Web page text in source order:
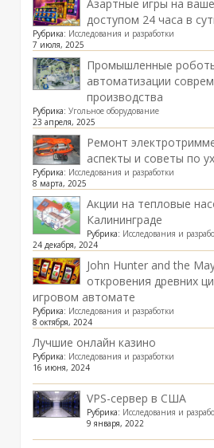
Азартные игры на
доступом 24 часа в
Рубрика: Исследования и разработки
7 июля, 2025
Промышленные
автоматизации
производства
Рубрика: Угольное оборудование
23 апреля, 2025
Ремонт
аспекты и советы по
Рубрика: Исследования и разработки
8 марта, 2025
Акции на тепловые
Калининграде
Рубрика: Исследования и
24 декабря, 2024
John Hunter and the
откровения древних
игровом автомате
Рубрика: Исследования и разработки
8 октября, 2024
Лучшие онлайн казино
Рубрика: Исследования и разработки
16 июня, 2024
VPS-сервер в США
Рубрика: Исследования и
9 января, 2022